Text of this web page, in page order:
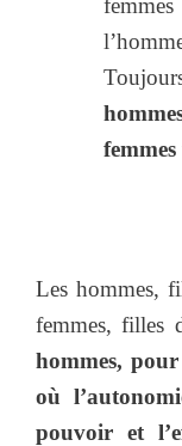
Les hommes,
femmes, filles
hommes,
où
pouvoir et